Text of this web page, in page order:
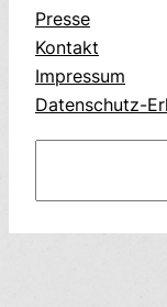
Presse
Kontakt
Impressum
Datenschutz-